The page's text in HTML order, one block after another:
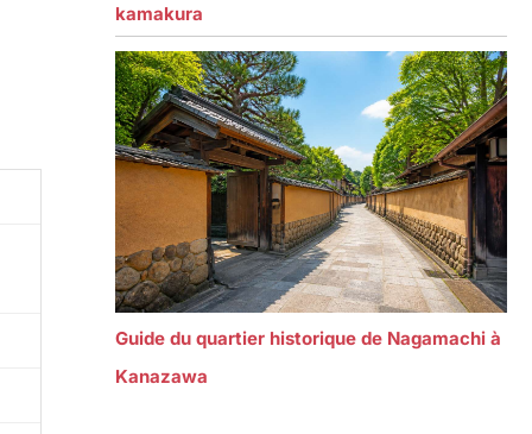
kamakura
Guide du quartier historique de Nagamachi à
Kanazawa